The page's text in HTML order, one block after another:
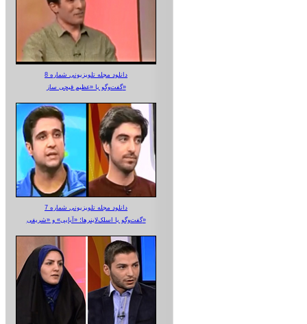
دانلود مجله تلویزیونی شماره 8
گفت‌وگو با «عظیم قیچی ساز»
دانلود مجله تلویزیونی شماره 7
گفت‌وگو با اسلک‌لاینرها؛ «آبایی» و «شریفی»